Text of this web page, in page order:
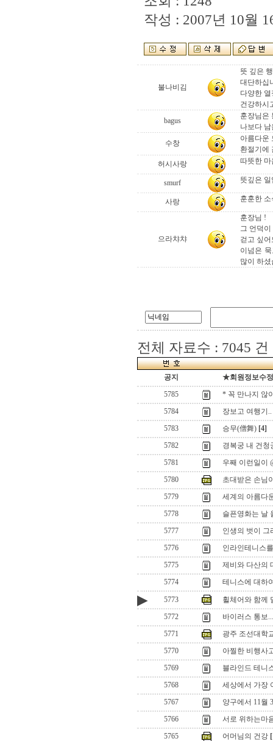
작성 : 2007년 10월
불나비김
뜻 깊은
대단하십
다양한
건강하시
bagus
훈장님은
나보다
수창
아름다운
환절기에
허시사랑
따뜻한 마
smurf 뜻깊은
사랑 훈훈한
으라챠챠
훈장님 !
그 언덕
걷고 싶
이넘은
많이 하
전체 자료수 : 7045 건
공지
★회원정보수
5785
* 꼭 만나지 않
5784
장보고 여행기..
5783
승무(僧舞) [4]
5782
경복궁 내 건청
5781
우째 이런일이
5780
초대받은 손님
5779
세계의 아름다
5778
슬픈영화는 날
5777
인생의 벗이 그
5776
인라인테니스
5775
제비와 다산의
5774
테니스에 대하
▶ 5773
휠체어와 함께
5772
바이러스 통보...
5771
광주 조선대학
5770
아찔한 비행사
5769
블라인드 테니
5768
세상에서 가장
5767
양구에서 11월
5766
서로 위하는마
5765
어머님의 건강